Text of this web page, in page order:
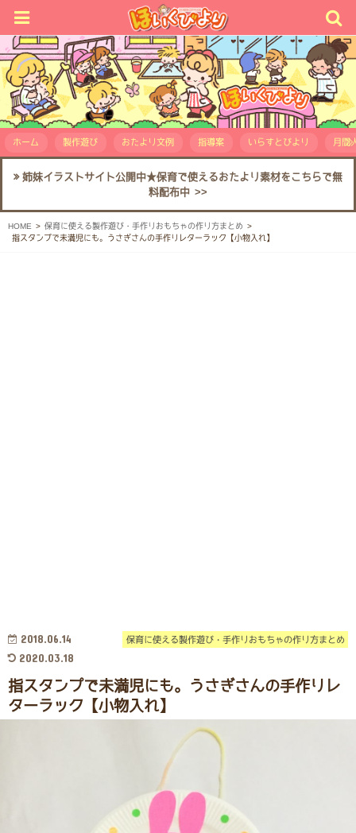
ホーム 製作遊び おたより文例 指導案 いらすとびより 月間
姉妹イラストサイト公開中★保育で使えるおたより素材をこちらで無
料配布中 >>
HOME
保育に使える製作遊び・手作りおもちゃの作り方まとめ
指スタンプで未満児にも。うさぎさんの手作りレターラック【小物入れ】
保育に使える製作遊び・手作りおもちゃの作り方まとめ
2018.06.14
2020.03.18
指スタンプで未満児にも。うさぎさんの手作りレ
ターラック【小物入れ】